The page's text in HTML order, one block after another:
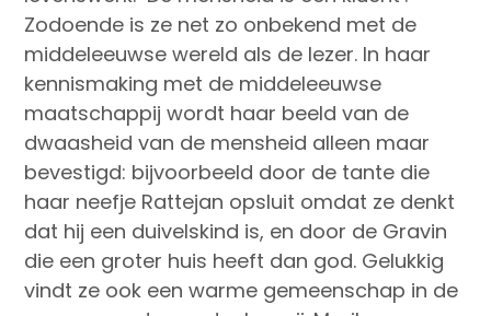
Zodoende is ze net zo onbekend met de
middeleeuwse wereld als de lezer. In haar
kennismaking met de middeleeuwse
maatschappij wordt haar beeld van de
dwaasheid van de mensheid alleen maar
bevestigd: bijvoorbeeld door de tante die
haar neefje Rattejan opsluit omdat ze denkt
dat hij een duivelskind is, en door de Gravin
die een groter huis heeft dan god. Gelukkig
vindt ze ook een warme gemeenschap in de